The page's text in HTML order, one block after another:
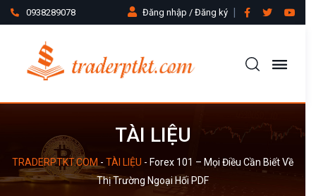
0938289078 Đăng nhập / Đăng ký
TÀI LIỆU
TRADERPTKT.COM - TÀI LIỆU - Forex 101 – Mọi Điều Cần Biết Về
Thị Trường Ngoại Hối PDF